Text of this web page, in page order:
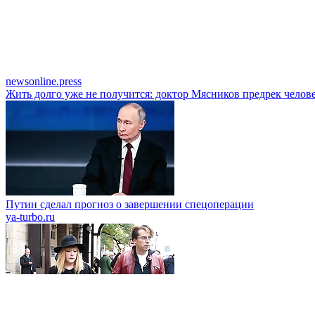
newsonline.press
Жить долго уже не получится: доктор Мясников предрек
Путин сделал прогноз о завершении спецоперации
ya-turbo.ru